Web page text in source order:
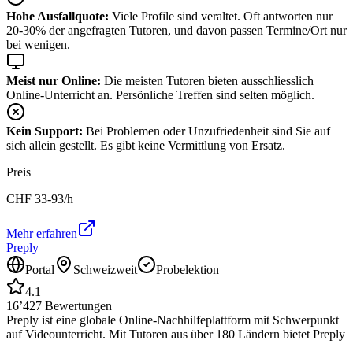
Hohe Ausfallquote: Viele Profile sind veraltet. Oft antworten nur
20-30% der angefragten Tutoren, und davon passen Termine/Ort nur
bei wenigen.
Meist nur Online: Die meisten Tutoren bieten ausschliesslich
Online-Unterricht an. Persönliche Treffen sind selten möglich.
Kein Support: Bei Problemen oder Unzufriedenheit sind Sie auf
sich allein gestellt. Es gibt keine Vermittlung von Ersatz.
Preis
CHF 33-93/h
Mehr erfahren
Preply
Portal
Schweizweit
Probelektion
4.1
16’427 Bewertungen
Preply ist eine globale Online-Nachhilfeplattform mit Schwerpunkt
auf Videounterricht. Mit Tutoren aus über 180 Ländern bietet Preply